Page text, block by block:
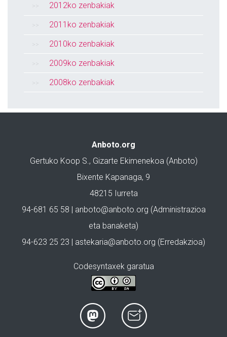
2012ko zenbakiak
2011ko zenbakiak
2010ko zenbakiak
2009ko zenbakiak
2008ko zenbakiak
Anboto.org
Gertuko Koop S., Gizarte Ekimenekoa (Anboto)
Bixente Kapanaga, 9
48215 Iurreta
94-681 65 58 | anboto@anboto.org (Administrazioa
eta banaketa)
94-623 25 23 | astekaria@anboto.org (Erredakzioa)
Codesyntaxek garatua